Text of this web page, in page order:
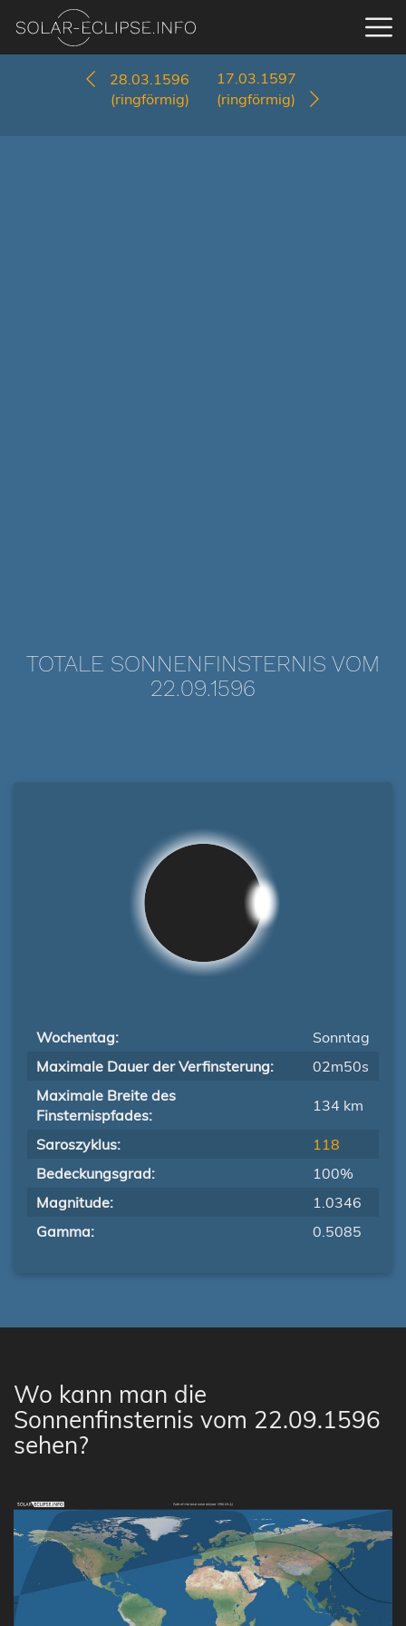
28.03.1596
(ringförmig)
17.03.1597
(ringförmig)
TOTALE SONNENFINSTERNIS VOM
22.09.1596
Wochentag:
Sonntag
Maximale Dauer der Verfinsterung:
02m50s
Maximale Breite des
Finsternispfades:
134 km
Saroszyklus:
118
Bedeckungsgrad:
100%
Magnitude:
1.0346
Gamma:
0.5085
Wo kann man die
Sonnenfinsternis vom 22.09.1596
sehen?